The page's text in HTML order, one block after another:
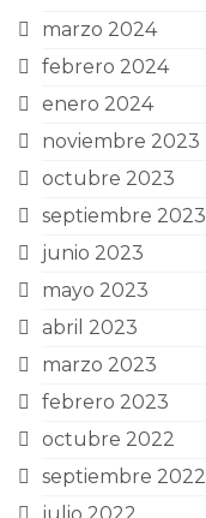
marzo 2024
febrero 2024
enero 2024
noviembre 2023
octubre 2023
septiembre 2023
junio 2023
mayo 2023
abril 2023
marzo 2023
febrero 2023
octubre 2022
septiembre 2022